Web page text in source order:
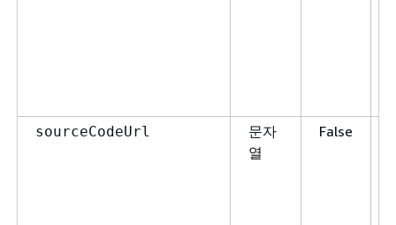
sourceCodeUrl
문자
열
False